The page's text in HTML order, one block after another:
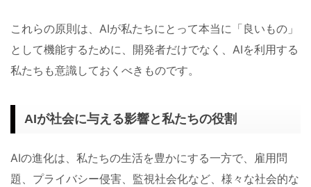
これらの原則は、AIが私たちにとって本当に「良いもの」
として機能するために、開発者だけでなく、AIを利用する
私たちも意識しておくべきものです。
AIが社会に与える影響と私たちの役割
AIの進化は、私たちの生活を豊かにする一方で、雇用問
題、プライバシー侵害、監視社会化など、様々な社会的な